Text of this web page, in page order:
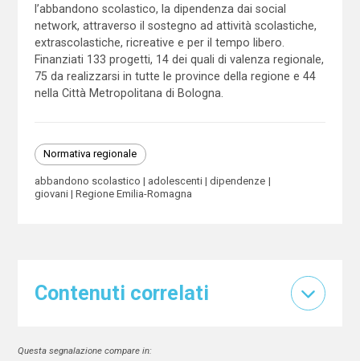
l’abbandono scolastico, la dipendenza dai social
network, attraverso il sostegno ad attività scolastiche,
extrascolastiche, ricreative e per il tempo libero.
Finanziati 133 progetti, 14 dei quali di valenza regionale,
75 da realizzarsi in tutte le province della regione e 44
nella Città Metropolitana di Bologna.
Normativa regionale
abbandono scolastico adolescenti
dipendenze
giovani
Regione Emilia-Romagna
Contenuti correlati
Questa segnalazione compare in: